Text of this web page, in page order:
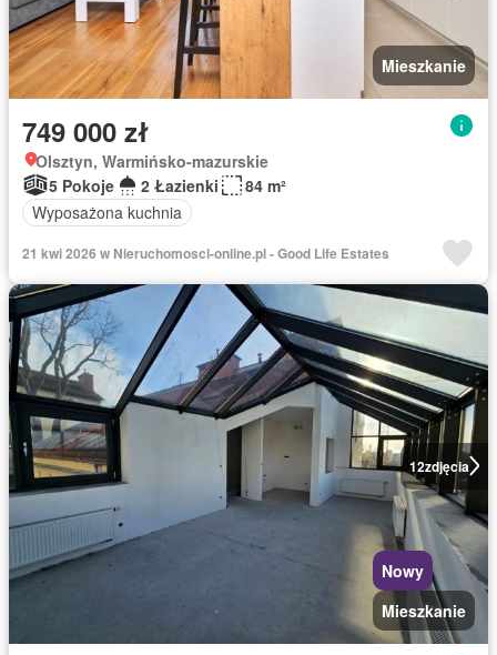
Mieszkanie
749 000 zł
Olsztyn, Warmińsko-mazurskie
5 Pokoje
2 Łazienki
84 m²
Wyposażona kuchnia
21 kwi 2026 w Nieruchomosci-online.pl - Good Life Estates
12zdjęcia
Nowy
Mieszkanie